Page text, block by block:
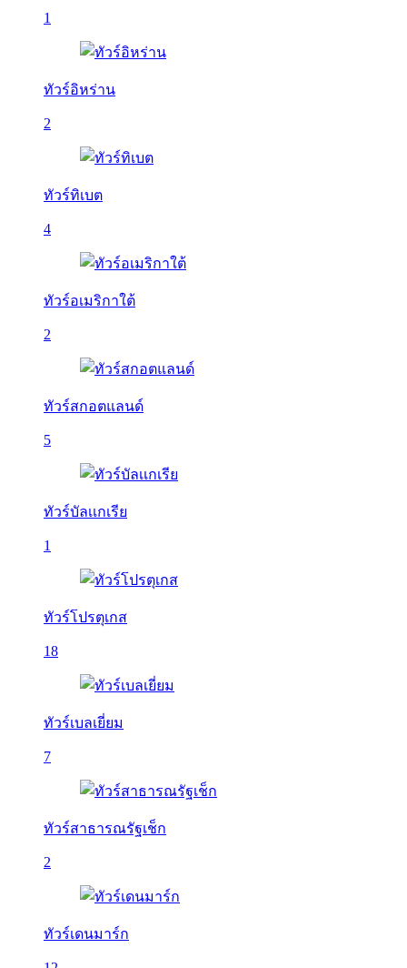
1
ทัวร์อิหร่าน
2
ทัวร์ทิเบต
4
ทัวร์อเมริกาใต้
2
ทัวร์สกอตแลนด์
5
ทัวร์บัลเเกเรีย
1
ทัวร์โปรตุเกส
18
ทัวร์เบลเยี่ยม
7
ทัวร์สาธารณรัฐเช็ก
2
ทัวร์เดนมาร์ก